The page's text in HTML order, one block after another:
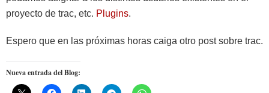
proyecto de trac, etc. Plugins.
Espero que en las próximas horas caiga otro post sobre trac.
Nueva entrada del Blog: